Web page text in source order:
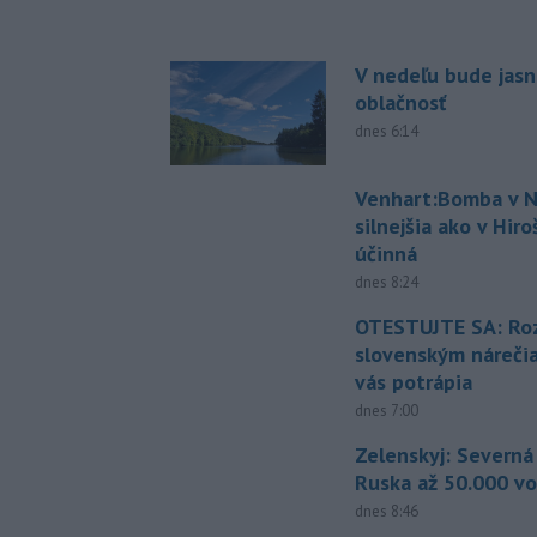
V nedeľu bude
oblačnosť
dnes 6:14
Venhart:Bomba v
silnejšia ako v
účinná
dnes 8:24
OTESTUJTE SA:
slovenským
vás potrápia
dnes 7:00
Zelenskyj:
Ruska až 50.000
dnes 8:46